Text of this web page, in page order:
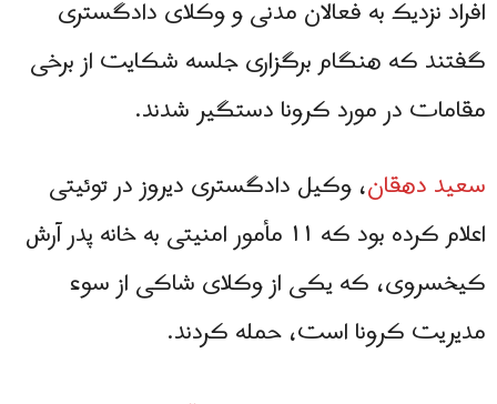
افراد نزدیک به فعالان مدنی و وکلای دادگستری
گفتند که هنگام برگزاری جلسه شکایت از برخی
مقامات در مورد کرونا دستگیر شدند.
سعید دهقان، وکیل دادگستری دیروز در توئیتی
اعلام کرده بود که ۱۱ مأمور امنیتی به خانه پدر آرش
کیخسروی، که یکی از وکلای شاکی از سوء
مدیریت کرونا است، حمله کردند.